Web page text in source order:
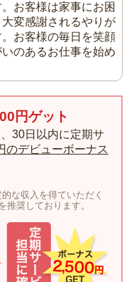
お客様は家事にお困
変感謝されるやりが
お客様の毎日を笑顔
のあるお仕事を始め
円ゲット
30日以内に定期サ
のデビューボーナス
な収入を得ていただく
推奨しております。